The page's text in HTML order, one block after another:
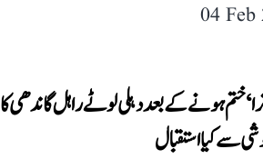
04
ختم ہونے کے بعد دہلی لوٹے راہل گاندھی کا
سے کیا استقبال